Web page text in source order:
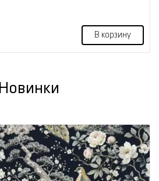
В корзину
Новинки